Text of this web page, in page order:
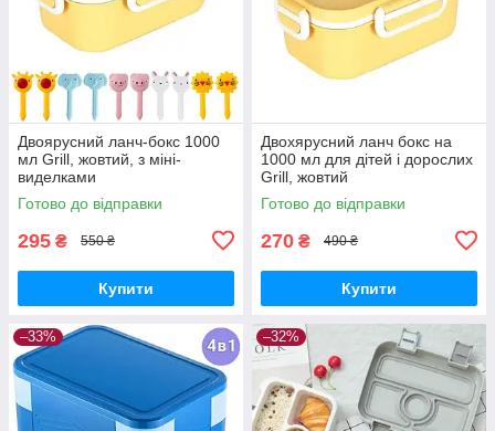
Двоярусний ланч-бокс 1000
мл Grill, жовтий, з міні-
виделками
Готово до відправки
295 ₴ 550 ₴
Купити
Двохярусний ланч бокс на
1000 мл для дітей і дорослих
Grill, жовтий
Готово до відправки
270 ₴ 490 ₴
Купити
–33% –32%